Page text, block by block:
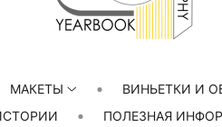
МАКЕТЫ ВИНЬЕТКИ И
ПОЛЕЗНАЯ